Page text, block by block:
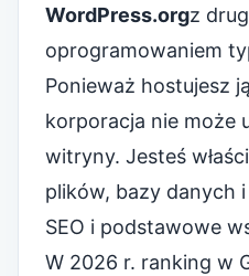
WordPress.orgz
oprogramowaniem
Ponieważ hostujesz
korporacja nie może
witryny. Jesteś
plików, bazy danych
SEO i podstawowe
W 2026 r. ranking w